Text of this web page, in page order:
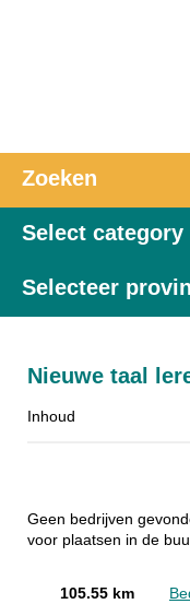
Zoeken
Select category
Selecteer
Nieuwe taal
Inhoud
Geen bedrijven
voor plaatsen in de
105.55 km